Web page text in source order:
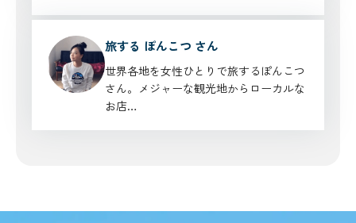
旅する ぽんこつ さん
世界各地を女性ひとりで旅するぽんこつ
さん。メジャーな観光地からローカルな
お店…